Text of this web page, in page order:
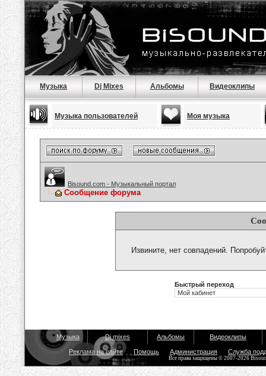
Музыка Dj Mixes Альбомы Видеоклипы
Музыка пользователей Моя музыка
Bisound.com - Музыкальный портал
Сообщение форума
Извините, нет совпадений.
Быстрый переход
Музыка Dj mixes Альбомы Видеоклипы
Реклама на сайте Помощь Администрация Служба
Все права защищены © 2007-2026